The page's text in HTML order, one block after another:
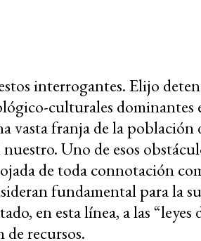
interrogantes. Elijo
culturales dominantes
vasta franja de la población
Uno de esos
de toda connotación
fundamental para la
en esta línea, a las “leyes
recursos.